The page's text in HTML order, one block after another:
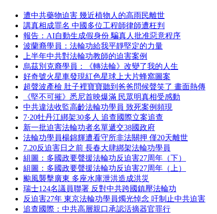
遭中共藥物迫害 幾近植物人的高雨民離世
講真相成罪名 中國多位工程師律師遭枉判
報告：AI自動生成假身份 騙真人批准惡意程序
波蘭裔學員：法輪功給我平靜堅定的力量
上半年中共對法輪功教師的迫害案例
烏茲別克裔學員：《轉法輪》改變了我的人生
好奇號火星車發現紅色星球上大片蜂窩圖案
超聲波產檢 肚子裡寶寶聽到爸爸問候聲笑了 畫面熱傳
《堅不可摧》悉尼首映爆滿 民眾明真相受感動
中共違法收監高齡法輪功學員 致死案例頻現
7·20牡丹江綁架30多人 追查國際立案追查
新一批迫害法輪功者名單遞交38國政府
法輪功學員楊錦輝遭看守所非法關押 僅20天離世
7.20反迫害日之前 長春大肆綁架法輪功學員
組圖：多國政要聲援法輪功反迫害27周年（下）
組圖：多國政要聲援法輪功反迫害27周年（上）
颱風襲擊廣東 多座水庫泄洪造成洪災
瑞士124名議員聯署 反對中共跨國鎮壓法輪功
反迫害27年 東京法輪功學員燭光悼念 吁制止中共迫害
追查國際：中共高層親口承認活摘器官罪行